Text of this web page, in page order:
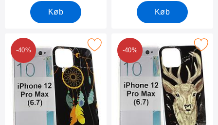
Køb Køb
-40%
tPU Designcover iPhone 12 Pro Max (6.7) som favorit
-40%
Marker tPU Designcover iPhone